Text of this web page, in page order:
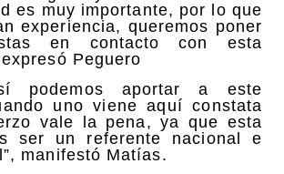
es muy importante, por lo que
experiencia, queremos poner
en contacto con esta
Peguero
podemos aportar a este
uno viene aquí constata
vale la pena, ya que esta
ser un referente nacional e
manifestó Matías.